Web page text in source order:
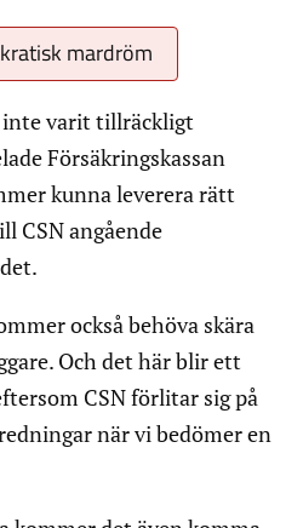
mardröm
inte varit tillräckligt
Försäkringskassan
kunna leverera rätt
CSN angående
också behöva skära
Och det här blir ett
CSN förlitar sig på
när vi bedömer en